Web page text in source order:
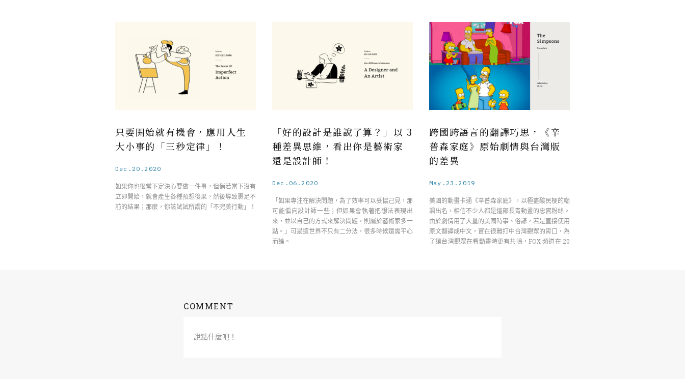
只要開始就有機會，應用人生
大小事的「三秒定律」！
Dec.20.2020
如果你也很常下定決心要做一件事，但倘若當下沒有
立即開始，就會產生各種預想後果，然後導致裹足不
前的結果；那麼，你該試試所謂的「不完美行動」！
「好的設計是誰說了算？」以 3
種差異思維，看出你是藝術家
還是設計師！
Dec.06.2020
「如果專注在解決問題，為了效率可以妥協己見，那
可能偏向設計師一些；但如果會執著把想法表現出
來，並以自己的方式來解決問題，則屬於藝術家多一
點。」可是這世界不只有二分法，很多時候還需平心
而論。
跨國跨語言的翻譯巧思，《辛
普森家庭》原始劇情與台灣版
的差異
May.23.2019
美國的動畫卡通《辛普森家庭》，以極盡酸民梗的嘲
諷出名，相信不少人都是這部長青動畫的忠實粉絲。
由於劇情用了大量的美國時事、俗諺，若是直接使用
原文翻譯成中文，實在很難打中台灣觀眾的胃口，為
了讓台灣觀眾在看動畫時更有共鳴，FOX 頻道在 20
COMMENT
說點什麼吧！